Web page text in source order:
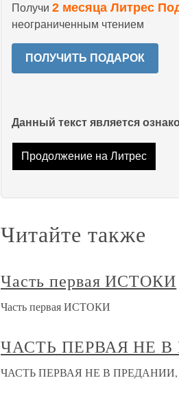
Получи 2 месяца Литрес
неограниченным чтением
ПОЛУЧИТЬ ПОДАРОК
Данный текст является
Продолжение на Литрес
Читайте также
Часть первая ИСТОКИ
Часть первая ИСТОКИ
ЧАСТЬ ПЕРВАЯ НЕ
ЧАСТЬ ПЕРВАЯ НЕ В